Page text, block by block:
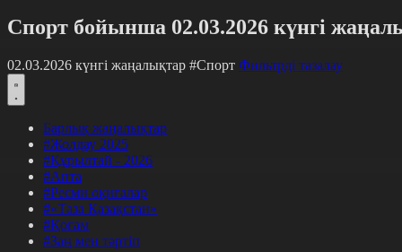
Спорт бойынша 02.03.2026 күнгі
02.03.2026 күнгі жаңалықтар #Спорт Фильтрді тазалау
Барлық жаңалықтар
#Жолдау 2025
#Құрылтай - 2026
#Апта
#Ресми оқиғалар
#«Таза Қазақстан»
#Қоғам
#Заң мен тәртіп